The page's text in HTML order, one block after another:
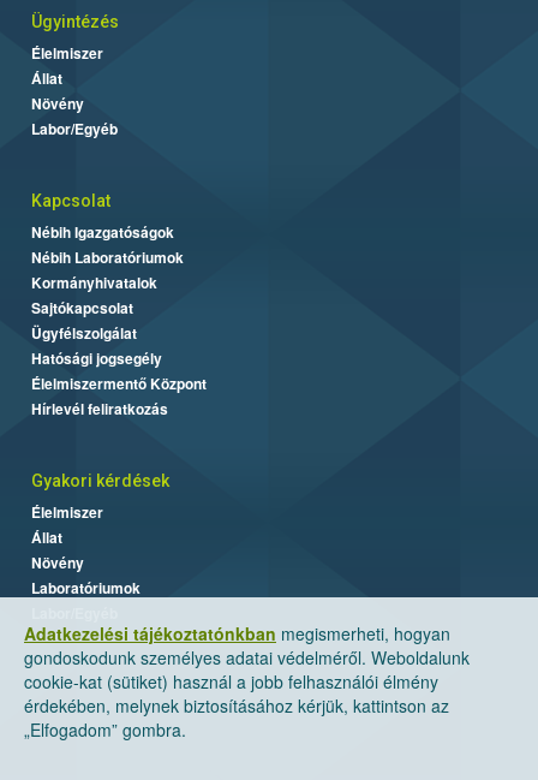
Adatkezelési tájékoztatónkban megismerheti, hogyan
gondoskodunk személyes adatai védelméről. Weboldalunk
cookie-kat (sütiket) használ a jobb felhasználói élmény
érdekében, melynek biztosításához kérjük, kattintson az
„Elfogadom” gombra.
Ügyintézés
Élelmiszer
Állat
Növény
Labor/Egyéb
Kapcsolat
Nébih Igazgatóságok
Nébih Laboratóriumok
Kormányhivatalok
Sajtókapcsolat
Ügyfélszolgálat
Hatósági jogsegély
Élelmiszermentő Központ
Hírlevél feliratkozás
Gyakori kérdések
Élelmiszer
Állat
Növény
Laboratóriumok